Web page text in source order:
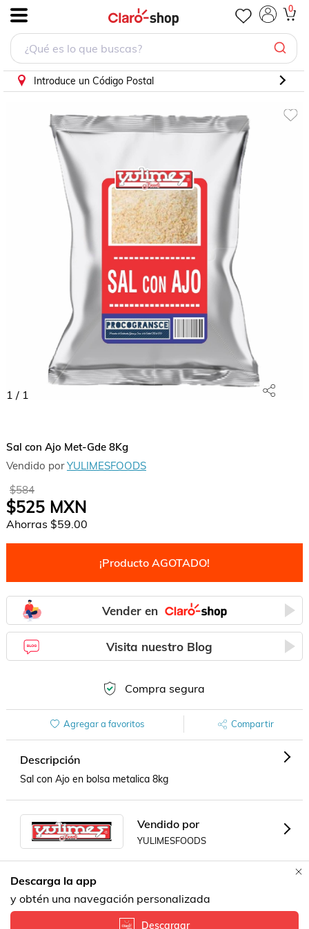
0
Introduce un Código Postal
1 / 1
Sal con Ajo Met-Gde 8Kg
Vendido porYULIMESFOODS
$584
$525MXN
Ahorras $59.00
¡Producto AGOTADO!
Vender en
Visita nuestro Blog
Compra segura
Agregar a favoritos Compartir
Descripción
Sal con Ajo en bolsa metalica 8kg
Vendido por
YULIMESFOODS
Formas de Pago
Descarga la app
y obtén una navegación personalizada
Descargar
Sal con Ajo Met-Gde 8Kg